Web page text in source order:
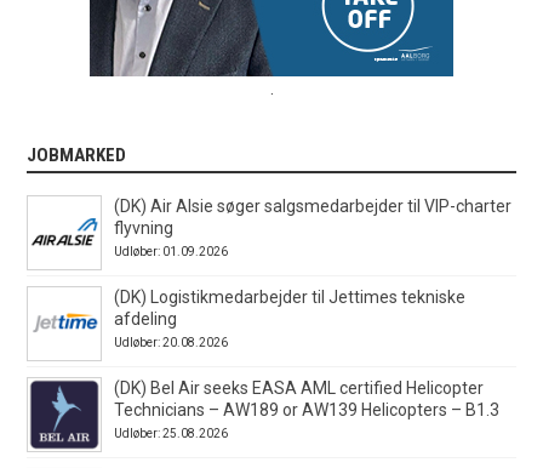
.
JOBMARKED
(DK) Air Alsie søger salgsmedarbejder til VIP-charter
flyvning
Udløber: 01.09.2026
(DK) Logistikmedarbejder til Jettimes tekniske
afdeling
Udløber: 20.08.2026
(DK) Bel Air seeks EASA AML certified Helicopter
Technicians – AW189 or AW139 Helicopters – B1.3
Udløber: 25.08.2026